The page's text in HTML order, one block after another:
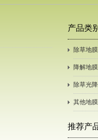
产品类别
除草地
降解地
除草光
其他地
推荐产